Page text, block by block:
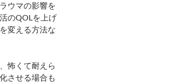
ウマの影響を
のQOLを上げ
変える方法な
怖くて耐えら
させる場合も